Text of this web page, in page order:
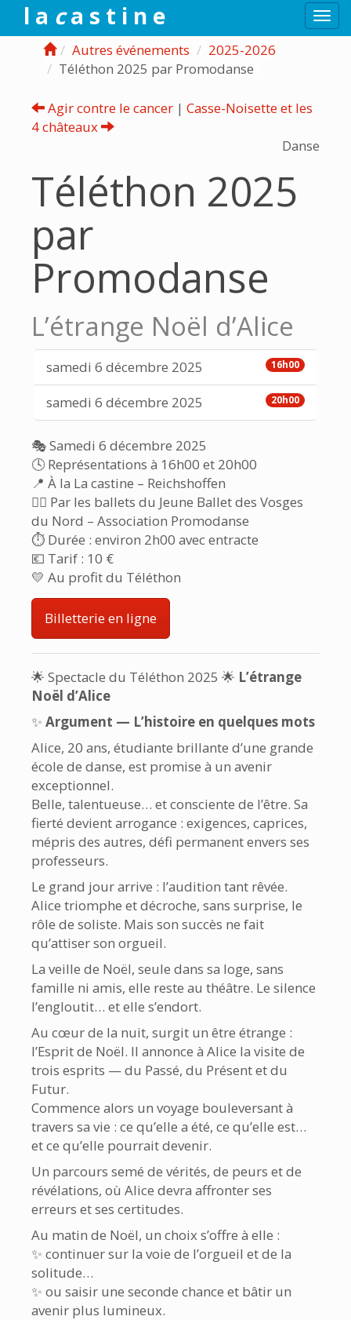
l a ca s t i n e
Autres événements
2025-2026
Téléthon 2025 par Promodanse
Agir contre le cancer | Casse-Noisette et les
4 châteaux
Danse
Téléthon 2025
par
Promodanse
L’étrange Noël d’Alice
16h00
samedi 6 décembre 2025
20h00
samedi 6 décembre 2025
🎭 Samedi 6 décembre 2025
🕓 Représentations à 16h00 et 20h00
📍 À la La castine – Reichshoffen
👯‍♀ Par les ballets du Jeune Ballet des Vosges
du Nord – Association Promodanse
⏱ Durée : environ 2h00 avec entracte
💶 Tarif : 10 €
💛 Au profit du Téléthon
Billetterie en ligne
🌟 Spectacle du Téléthon 2025 🌟 L’étrange
Noël d’Alice
✨ Argument — L’histoire en quelques mots
Alice, 20 ans, étudiante brillante d’une grande
école de danse, est promise à un avenir
exceptionnel.
Belle, talentueuse… et consciente de l’être. Sa
fierté devient arrogance : exigences, caprices,
mépris des autres, défi permanent envers ses
professeurs.
Le grand jour arrive : l’audition tant rêvée.
Alice triomphe et décroche, sans surprise, le
rôle de soliste. Mais son succès ne fait
qu’attiser son orgueil.
La veille de Noël, seule dans sa loge, sans
famille ni amis, elle reste au théâtre. Le silence
l’engloutit… et elle s’endort.
Au cœur de la nuit, surgit un être étrange :
l’Esprit de Noël. Il annonce à Alice la visite de
trois esprits — du Passé, du Présent et du
Futur.
Commence alors un voyage bouleversant à
travers sa vie : ce qu’elle a été, ce qu’elle est…
et ce qu’elle pourrait devenir.
Un parcours semé de vérités, de peurs et de
révélations, où Alice devra affronter ses
erreurs et ses certitudes.
Au matin de Noël, un choix s’offre à elle :
✨ continuer sur la voie de l’orgueil et de la
solitude…
✨ ou saisir une seconde chance et bâtir un
avenir plus lumineux.